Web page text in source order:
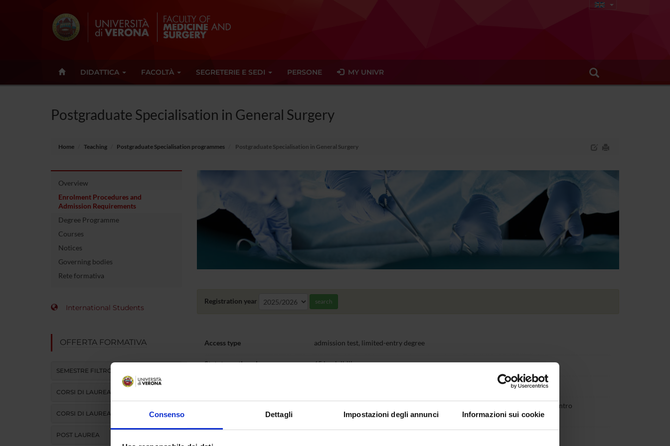
Consenso Dettagli Impostazioni degli annunci Informazioni sui cookie
DIDATTICA FACOLTÀ SEGRETERIE E SEDI PERSONE MY UNIVR
Postgraduate Specialisation in General Surgery
Home Teaching Postgraduate Specialisation programmes Postgraduate Specialisation in General Surgery
Overview
Enrolment Procedures and
Admission Requirements
Degree Programme
Courses
Notices
Governing bodies
Rete formativa
International Students
OFFERTA FORMATIVA
SEMESTRE FILTRO
CORSI DI LAUREA
CORSI DI LAUREA MAGISTRALE
POST LAUREA
Registration year search
Access type admission test, limited-entry degree
Statute seating places 65 iscrivibili
€ 1.905,00: I rata € 355,00 entro la scadenza prevista dal MUR; II rata € 775,00 entro
31/03/2027; III rata € 775,00 entro 31/05/2027;